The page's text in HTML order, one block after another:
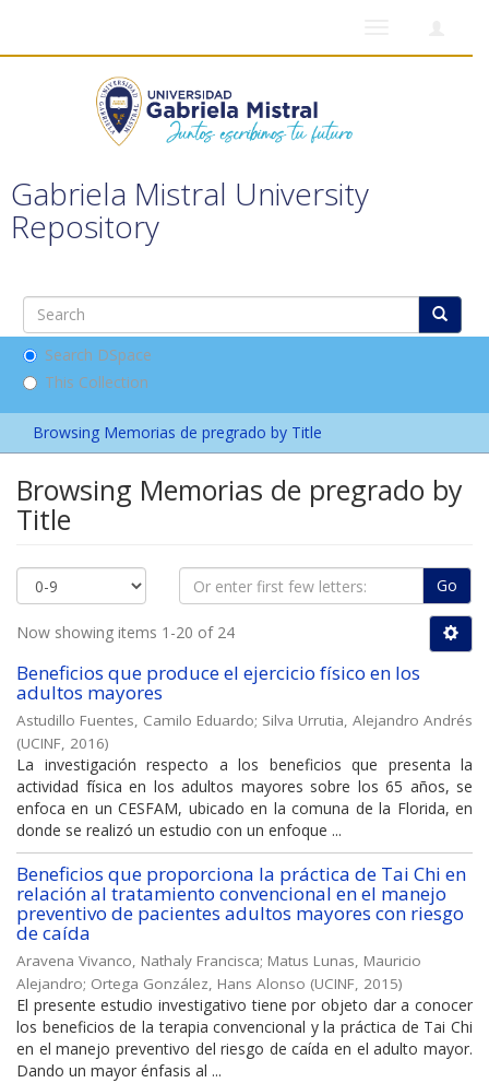
Gabriela Mistral University
Repository
Search DSpace
This Collection
Browsing Memorias de pregrado by Title
Browsing Memorias de pregrado by
Title
Go
Now showing items 1-20 of 24
Beneficios que produce el ejercicio físico en los
adultos mayores
Astudillo Fuentes, Camilo Eduardo; Silva Urrutia, Alejandro Andrés
(UCINF, 2016)
La investigación respecto a los beneficios que presenta la
actividad física en los adultos mayores sobre los 65 años, se
enfoca en un CESFAM, ubicado en la comuna de la Florida, en
donde se realizó un estudio con un enfoque ...
Beneficios que proporciona la práctica de Tai Chi en
relación al tratamiento convencional en el manejo
preventivo de pacientes adultos mayores con riesgo
de caída
Aravena Vivanco, Nathaly Francisca; Matus Lunas, Mauricio
Alejandro; Ortega González, Hans Alonso (UCINF, 2015)
El presente estudio investigativo tiene por objeto dar a conocer
los beneficios de la terapia convencional y la práctica de Tai Chi
en el manejo preventivo del riesgo de caída en el adulto mayor.
Dando un mayor énfasis al ...